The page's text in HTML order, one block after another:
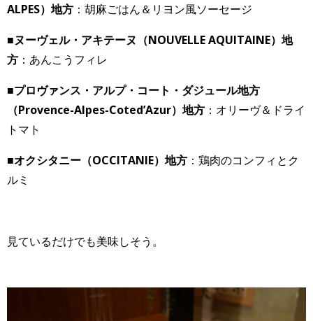
ALPES）地方 ：胡麻ごはん＆リヨン風ソーセージ
■ヌーヴェル・アキテーヌ（NOUVELLE AQUITAINE）地
方 ：あんこうフィレ
■プロヴァンス・アルプ・コート・ダジュール地方
（Provence-Alpes-Coted’Azur）地方 ：オリーヴ＆ドライ
トマト
■オクシタニー（OCCITANIE）地方 ：鶏肉のコンフィとク
ルミ
見ているだけでも美味しそう。